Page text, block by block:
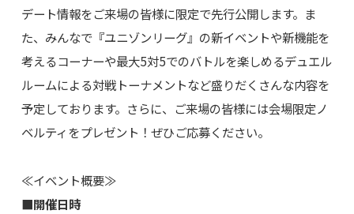
デート情報をご来場の皆様に限定で先行公開します。ま
た、みんなで『ユニゾンリーグ』の新イベントや新機能を
考えるコーナーや最大5対5でのバトルを楽しめるデュエル
ルームによる対戦トーナメントなど盛りだくさんな内容を
予定しております。さらに、ご来場の皆様には会場限定ノ
ベルティをプレゼント！ぜひご応募ください。
≪イベント概要≫
■開催日時